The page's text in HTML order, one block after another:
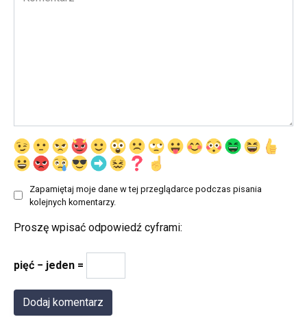
Zapamiętaj moje dane w tej przeglądarce podczas pisania
kolejnych komentarzy.
Proszę wpisać odpowiedź cyframi:
pięć − jeden =